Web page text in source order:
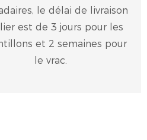
le délai de livraison
est de 3 jours pour les
et 2 semaines pour
le vrac.